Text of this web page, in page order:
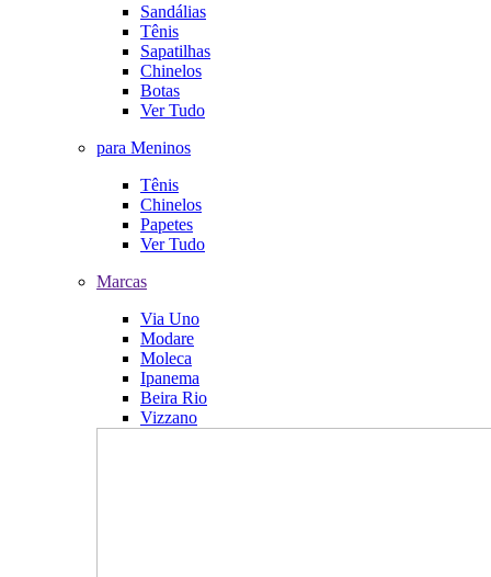
Sandálias
Tênis
Sapatilhas
Chinelos
Botas
Ver Tudo
para Meninos
Tênis
Chinelos
Papetes
Ver Tudo
Marcas
Via Uno
Modare
Moleca
Ipanema
Beira Rio
Vizzano